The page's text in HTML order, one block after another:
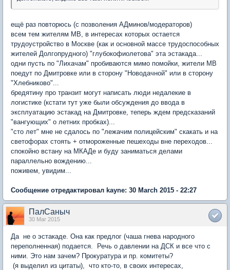
ещё раз повторюсь (с позволения АДминов/модераторов)
всем тем жителям МВ, в интересах которых остается
трудоустройство в Москве (как и основной массе трудоспособных
жителей Долгопрудного) "глубокофиолетова" эта эстакада...
одни пусть по "Лихачам" пробиваются мимо помойки, жители МВ
поедут по Дмитровке или в сторону "Новодачной" или в сторону
"Хлебниково"...
бредятину про транзит могут написать люди недалекие в
логистике (кстати тут уже были обсуждения до ввода в
эксплуатацию эстакад на Дмитровке, теперь ждем предсказаний
"вангующих" о летних пробках)...
"сто лет" мне не сдалось по "лежачим полицейским" скакать и на
светофорах стоять + отмороженные пешеходы вне переходов...
спокойно встану на МКАДе и буду заниматься делами
параллельно вождению...
поживем, увидим...
Сообщение отредактировал kayne: 30 March 2015 - 22:27
ПалСаныч
30 Mar 2015
Да не о эстакаде. Она как предлог (чаша гнева народного
переполненная) подается. Речь о давлении на ДСК и все что с
ними. Это нам зачем? Прокуратура и пр. комитеты?
(я выделил из цитаты), что кто-то, в своих интересах,